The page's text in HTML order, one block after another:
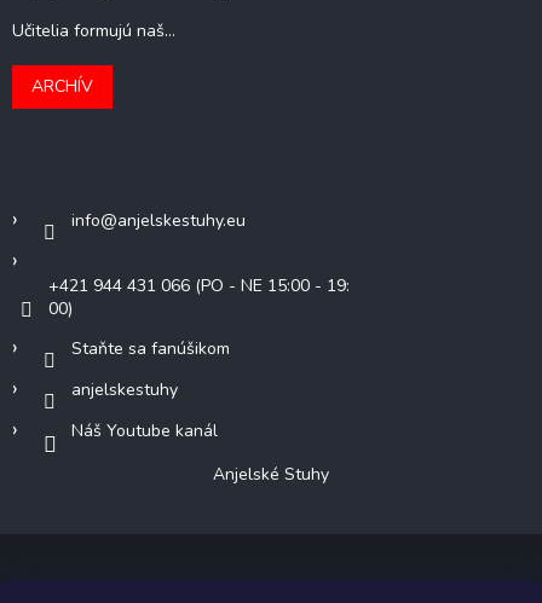
Učitelia formujú naš...
ARCHÍV
info@anjelskestuhy.eu
+421 944 431 066 (PO - NE 15:00 - 19:
00)
Staňte sa fanúšikom
anjelskestuhy
Náš Youtube kanál
Anjelské Stuhy